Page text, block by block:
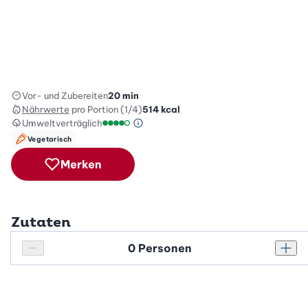
Vor- und Zubereiten20 min
Nährwerte pro Portion (1/4)514kcal
Umweltverträglich
Green Betty Skala Info
Vegetarisch
Merken
Zutaten
Personenanzahl verringern
Personenanzahl